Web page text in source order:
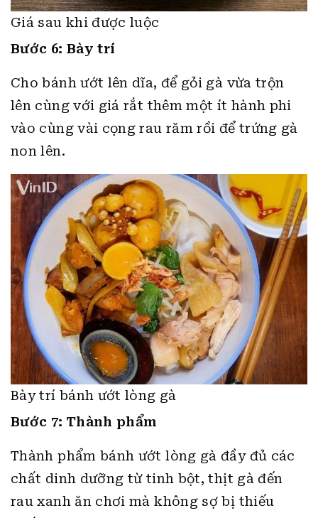
Giá sau khi được luộc
Bước 6: Bày trí
Cho bánh ướt lên dĩa, để gỏi gà vừa trộn
lên cùng với giá rắt thêm một ít hành phi
vào cùng vài cọng rau răm rồi để trứng gà
non lên.
Bày trí bánh ướt lòng gà
Bước 7: Thành phẩm
Thành phẩm bánh ướt lòng gà đầy đủ các
chất dinh dưỡng từ tinh bột, thịt gà đến
rau xanh ăn chơi mà không sợ bị thiếu